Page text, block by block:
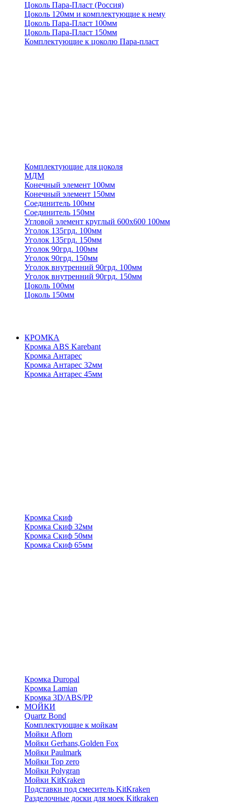
Цоколь Пара-Пласт (Россия)
Цоколь 120мм и комплектующие к нему
Цоколь Пара-Пласт 100мм
Цоколь Пара-Пласт 150мм
Комплектующие к цоколю Пара-пласт
Комплектующие для цоколя
МДМ
Конечный элемент 100мм
Конечный элемент 150мм
Соединитель 100мм
Соединитель 150мм
Угловой элемент круглый 600х600 100мм
Уголок 135грд. 100мм
Уголок 135грд. 150мм
Уголок 90грд. 100мм
Уголок 90грд. 150мм
Уголок внутренний 90грд. 100мм
Уголок внутренний 90грд. 150мм
Цоколь 100мм
Цоколь 150мм
КРОМКА
Кромка ABS Karebant
Кромка Антарес
Кромка Антарес 32мм
Кромка Антарес 45мм
Кромка Скиф
Кромка Скиф 32мм
Кромка Скиф 50мм
Кромка Скиф 65мм
Кромка Duropal
Кромка Lamian
Кромка 3D/ABS/PP
МОЙКИ
Quartz Bond
Комплектующие к мойкам
Мойки Aflorn
Мойки Gerhans,Golden Fox
Мойки Paulmark
Мойки Top zero
Мойки Polygran
Мойки KitKraken
Подставки под смеситель KitKraken
Разделочные доски для моек Kitkraken